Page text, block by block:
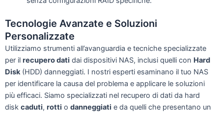
Tecnologie Avanzate e Soluzioni
Personalizzate
Utilizziamo strumenti all’avanguardia e tecniche specializzate
per il recupero dati dai dispositivi NAS, inclusi quelli con Hard
Disk(HDD) danneggiati. I nostri esperti esaminano il tuo NAS
per identificare la causa del problema e applicare le soluzioni
più efficaci. Siamo specializzati nel recupero di dati da hard
disk caduti, rotti o danneggiati e da quelli che presentano un